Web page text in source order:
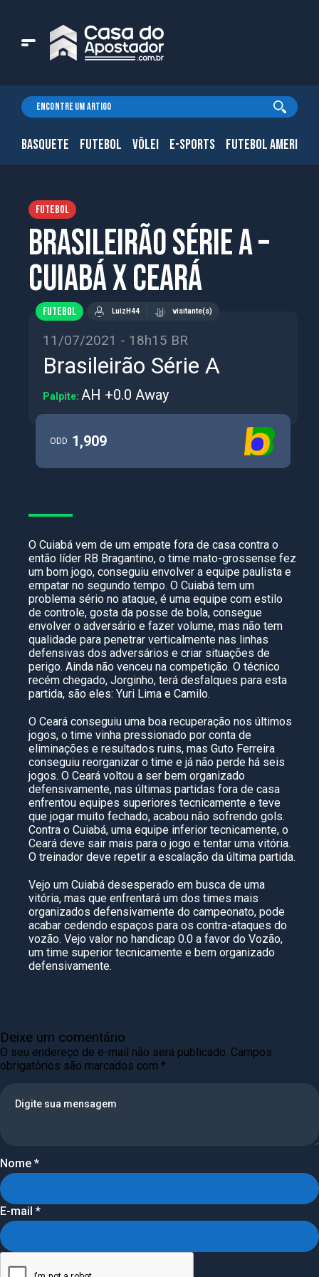
BASQUETE FUTEBOL VÔLEI E-SPORTS FUTEBOL
FUTEBOL
Brasileirão Série A –
Cuiabá x Ceará
FUTEBOL LuizH44 visitante(s)
11/07/2021 - 18h15 BR
Brasileirão Série A
Palpite: AH +0.0 Away
ODD 1,909
O Cuiabá vem de um empate fora de casa contra o
então líder RB Bragantino, o time mato-grossense fez
um bom jogo, conseguiu envolver a equipe paulista e
empatar no segundo tempo. O Cuiabá tem um
problema sério no ataque, é uma equipe com estilo
de controle, gosta da posse de bola, consegue
envolver o adversário e fazer volume, mas não tem
qualidade para penetrar verticalmente nas linhas
defensivas dos adversários e criar situações de
perigo. Ainda não venceu na competição. O técnico
recém chegado, Jorginho, terá desfalques para esta
partida, são eles: Yuri Lima e Camilo.
O Ceará conseguiu uma boa recuperação nos últimos
jogos, o time vinha pressionado por conta de
eliminações e resultados ruins, mas Guto Ferreira
conseguiu reorganizar o time e já não perde há seis
jogos. O Ceará voltou a ser bem organizado
defensivamente, nas últimas partidas fora de casa
enfrentou equipes superiores tecnicamente e teve
que jogar muito fechado, acabou não sofrendo gols.
Contra o Cuiabá, uma equipe inferior tecnicamente, o
Ceará deve sair mais para o jogo e tentar uma vitória.
O treinador deve repetir a escalação da última partida.
Vejo um Cuiabá desesperado em busca de uma
vitória, mas que enfrentará um dos times mais
organizados defensivamente do campeonato, pode
acabar cedendo espaços para os contra-ataques do
vozão. Vejo valor no handicap 0.0 a favor do Vozão,
um time superior tecnicamente e bem organizado
defensivamente.
Deixe um comentário
O seu endereço de e-mail não será publicado. Campos
obrigatórios são marcados com *
Nome *
E-mail *